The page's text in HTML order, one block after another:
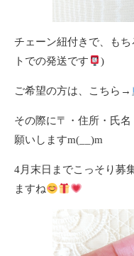
チェーン紐付きで、も
トでの発送です
)
ご希望の方は、こちら→
その際に〒・住所・氏
願いしますm(__)m
4月末日までこっそり募
ますね